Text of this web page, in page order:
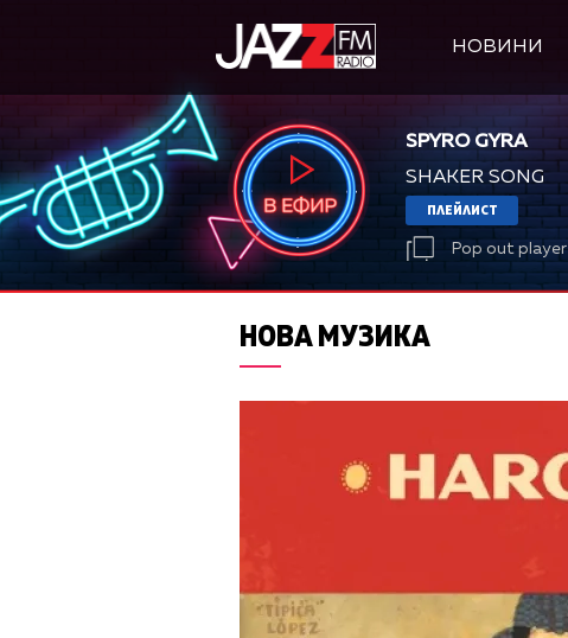
НОВИНИ
SPYRO GYRA
SHAKER SONG
ПЛЕЙЛИСТ
Pop out player
НОВА МУЗИКА